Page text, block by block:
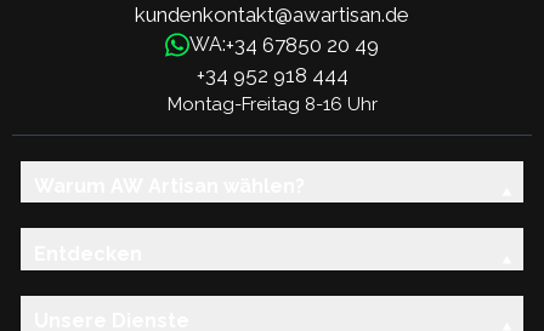
kundenkontakt@awartisan.de
WA:+34 67850 20 49
+34 952 918 444
Montag-Freitag 8-16 Uhr